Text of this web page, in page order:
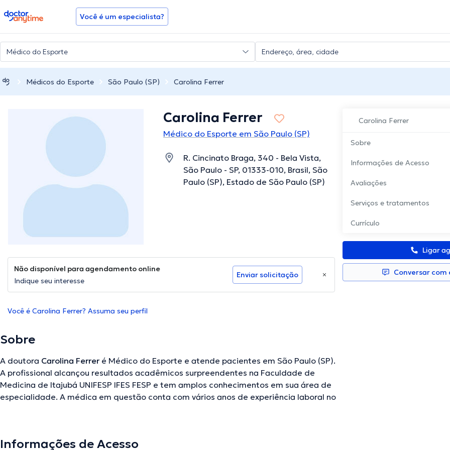
doctoranytime Você é um especialista?
Médicos do Esporte São Paulo (SP) Carolina Ferrer
Carolina Ferrer
Sobre
Informações de Acesso
Avaliações
Serviços e tratamentos
Currículo
Ligar
Conversar com
Carolina Ferrer
Médico do Esporte em São Paulo (SP)
R. Cincinato Braga, 340 - Bela Vista,
São Paulo - SP, 01333-010, Brasil, São
Paulo (SP), Estado de São Paulo (SP)
Não disponível para agendamento online
Indique seu interesse
Enviar solicitação
Você é Carolina Ferrer? Assuma seu perfil
Sobre
A doutora Carolina Ferrer é Médico do Esporte e atende pacientes em São Paulo (SP).
A profissional alcançou resultados acadêmicos surpreendentes na Faculdade de
Medicina de Itajubá UNIFESP IFES FESP e tem amplos conhecimentos em sua área de
especialidade. A médica em questão conta com vários anos de experiência laboral no
artigos.
Informações de Acesso